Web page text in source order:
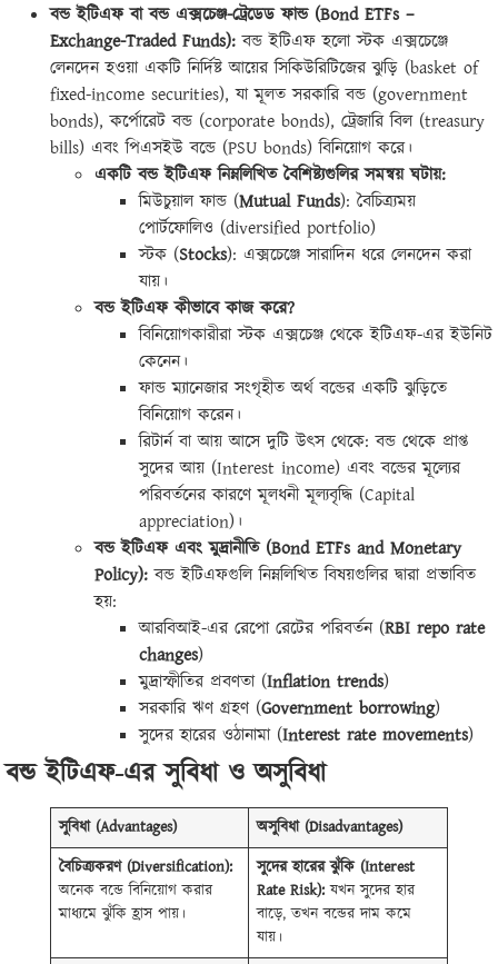
বন্ড ইটিএফ বা বন্ড এক্সচেঞ্জ-ট্রেডেড ফান্ড (Bond ETFs –
Exchange-Traded Funds): বন্ড ইটিএফ হলো স্টক এক্সচেঞ্জে
লেনদেন হওয়া একটি নির্দিষ্ট আয়ের সিকিউরিটিজের ঝুড়ি (basket of
fixed-income securities), যা মূলত সরকারি বন্ড (government
bonds), কর্পোরেট বন্ড (corporate bonds), ট্রেজারি বিল (treasury
bills) এবং পিএসইউ বন্ডে (PSU bonds) বিনিয়োগ করে।
একটি বন্ড ইটিএফ নিম্নলিখিত বৈশিষ্ট্যগুলির সমন্বয় ঘটায়:
মিউচুয়াল ফান্ড (Mutual Funds): বৈচিত্র্যময়
পোর্টফোলিও (diversified portfolio)
স্টক (Stocks): এক্সচেঞ্জে সারাদিন ধরে লেনদেন করা
যায়।
বন্ড ইটিএফ কীভাবে কাজ করে?
বিনিয়োগকারীরা স্টক এক্সচেঞ্জ থেকে ইটিএফ-এর ইউনিট
কেনেন।
ফান্ড ম্যানেজার সংগৃহীত অর্থ বন্ডের একটি ঝুড়িতে
বিনিয়োগ করেন।
রিটার্ন বা আয় আসে দুটি উৎস থেকে: বন্ড থেকে প্রাপ্ত
সুদের আয় (Interest income) এবং বন্ডের মূল্যের
পরিবর্তনের কারণে মূলধনী মূল্যবৃদ্ধি (Capital
appreciation)।
বন্ড ইটিএফ এবং মুদ্রানীতি (Bond ETFs and Monetary
Policy): বন্ড ইটিএফগুলি নিম্নলিখিত বিষয়গুলির দ্বারা প্রভাবিত
হয়:
আরবিআই-এর রেপো রেটের পরিবর্তন (RBI repo rate
changes)
মুদ্রাস্ফীতির প্রবণতা (Inflation trends)
সরকারি ঋণ গ্রহণ (Government borrowing)
সুদের হারের ওঠানামা (Interest rate movements)
বন্ড ইটিএফ-এর সুবিধা ও অসুবিধা
সুবিধা (Advantages)
অসুবিধা (Disadvantages)
বৈচিত্র্যকরণ (Diversification):
অনেক বন্ডে বিনিয়োগ করার
মাধ্যমে ঝুঁকি হ্রাস পায়।
সুদের হারের ঝুঁকি (Interest
Rate Risk): যখন সুদের হার
বাড়ে, তখন বন্ডের দাম কমে
যায়।